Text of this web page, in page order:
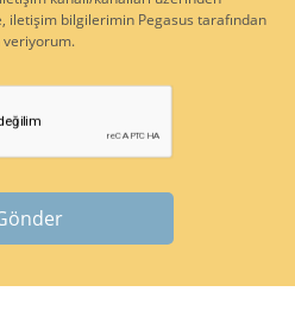
iletişim bilgilerimin Pegasus tarafından
veriyorum.